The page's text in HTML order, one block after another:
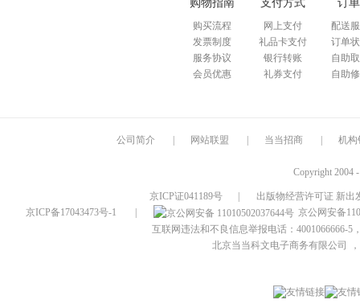
购物指南
购买流程
发票制度
服务协议
会员优惠
支付方式
网上支付
礼品卡支付
银行转账
礼券支付
订
配送
订单
自助
自助
公司简介 网站联盟 当当招商 机构
Copyright 2004
京ICP证041189号
出版物经营许可证 新出
京ICP备17043473号-1
京公网安备
互联网违法和不良信息举报电话：4001066666-5
北京当当科文电子商务有限公司